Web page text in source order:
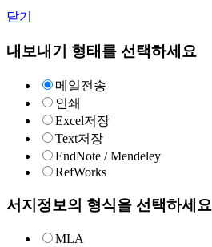
닫기
내보내기 형태를 선택하세요
메일전송
인쇄
Excel저장
Text저장
EndNote / Mendeley
RefWorks
서지정보의 형식을 선택하세요
MLA